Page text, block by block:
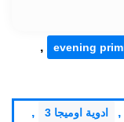
evening
,
, ادوية اوميجا 3 ,